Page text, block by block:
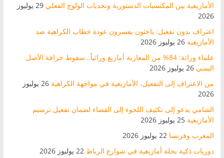
الأمازيغية بين المكتسبات الدستورية وتحديات الولوج الفعلي
29 يوليوز
2026
اعتراف بدون تفعيل: باحثون يفسرون عودة خطاب الكراهية ضد
الأمازيغية 26 يوليوز 2026
علماء وراثة: 84% من المغاربة أمازيغ وراثياً…سقوط خرافة الأصل
اليمني 26 يوليوز 2026
من الاعتراف إلى التفعيل، الأمازيغية في مواجهة الكراهية
26 يوليوز
2026
الشامي يدعو إلى تكثيف اللجوء إلى القضاء لضمان تفعيل ترسيم
الأمازيغية 25 يوليوز 2026
المغرب وفرنسا 22 يوليوز 2026
دوريات ذكية بحلة أمازيغية في شوارع الرباط 22 يوليوز 2026